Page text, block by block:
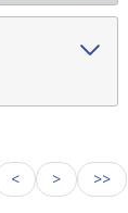
< > >>